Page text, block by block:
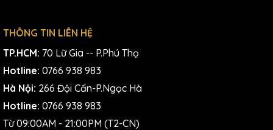
THÔNG TIN LIÊN HỆ
TP.HCM: 70 Lữ Gia -- P.Phú Thọ
Hotline: 0766 938 983
Hà Nội: 266 Đội Cấn-P.Ngọc Hà
Hotline: 0766 938 983
Từ 09:00AM - 21:00PM (T2-CN)